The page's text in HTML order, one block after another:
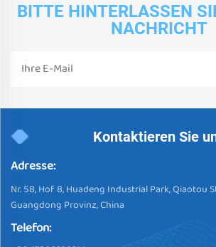
BITTE HINTERLASSEN
NACHRICHT
Kontaktieren Sie
Adresse:
Nr. 58, Hof 8, Huadeng Industrial Park, Qiaotou
Guangdong Provinz, China
Telefon: